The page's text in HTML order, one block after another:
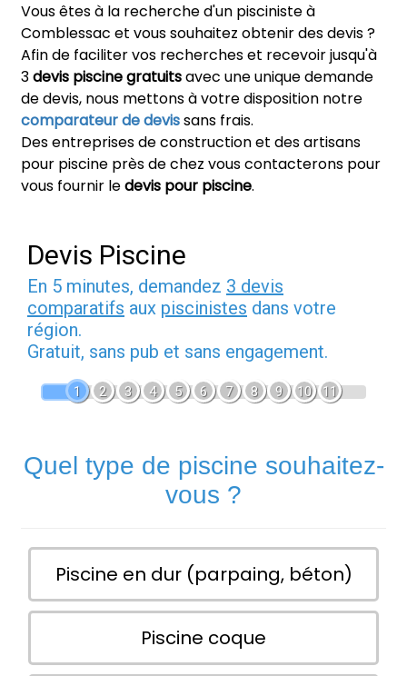
Vous êtes à la recherche d'un pisciniste à
Comblessac et vous souhaitez obtenir des devis ?
Afin de faciliter vos recherches et recevoir jusqu'à
3devis piscine gratuitsavec une unique demande
de devis, nous mettons à votre disposition notre
comparateur de devissans frais.
Des entreprises de construction et des artisans
pour piscine près de chez vous contacterons pour
vous fournir ledevis pour piscine.
Devis Piscine
En 5 minutes, demandez 3 devis
comparatifs aux piscinistes dans votre
région.
Gratuit, sans pub et sans engagement.
1 2 3 4 5 6 7 8 9 10 11
Quel type de piscine souhaitez-
vous ?
Piscine en dur (parpaing, béton)
Piscine coque